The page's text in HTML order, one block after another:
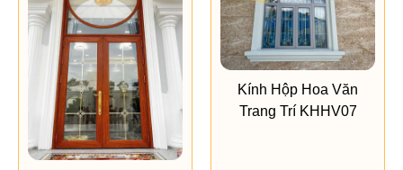
Kính Hộp Hoa Văn
Trang Trí KHHV07